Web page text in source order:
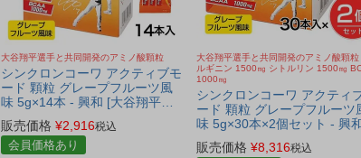
大谷翔平選手と共同開発のアミノ酸顆粒
シンクロンコーワ アクティブモ
ード 顆粒 グレープフルーツ風
味 5g×14本 - 興和 [大谷翔平選
手共同開発/アミノ酸顆粒]
販売価格 ¥2,916税込
会員価格あり
大谷翔平選手と共同開発のアミノ酸顆粒
ルギニン 1500㎎ シトルリン 1500㎎
1000㎎
シンクロンコーワ アクティ
ード 顆粒 グレープフルーツ
味 5g×30本×2個セット - 興
※賞味期限2027年4月30日ま
[大谷翔平選手共同開発/アミノ
販売価格 ¥8,316税込